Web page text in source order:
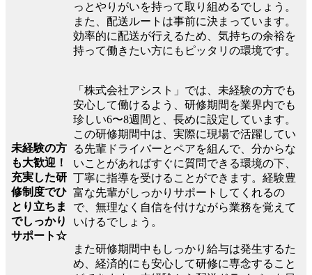
っとやりがいを持って取り組めるでしょう。
また、配送ルートは事前に決まっています。
効率的に配送が行えるため、気持ちの余裕を
持って働きたい方にもピッタリの環境です。
未経験の方
も大歓迎！
充実した研
修制度でひ
とり立ちま
でしっかり
サポート☆
「株式会社アシスト」では、未経験の方でも
安心して働けるよう、研修期間を業界内でも
珍しい6〜8週間と、長めに設定しています。
この研修期間中は、実際に現場で活躍してい
る先輩ドライバーとペアを組んで、分からな
いことがあればすぐに質問できる環境の下、
丁寧に指導を受けることができます。経験豊
富な先輩がしっかりサポートしてくれるの
で、無理なく自信を付けながら業務を覚えて
いけるでしょう。
また研修期間中もしっかり給与は発生するた
め、経済的にも安心して研修に専念すること